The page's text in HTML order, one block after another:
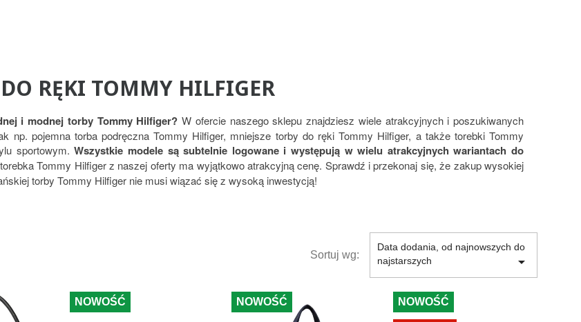
RĘKI TOMMY HILFIGER
i modnej torby Tommy Hilfiger?W ofercie naszego sklepu znajdziesz wiele atrakcyjnych i poszukiwanych
np. pojemna torba podręczna Tommy Hilfiger, mniejsze torby do ręki Tommy Hilfiger, a także torebki Tommy
sportowym.Wszystkie modele są subtelnie logowane i występują w wielu atrakcyjnych wariantach do
Tommy Hilfiger z naszej oferty ma wyjątkowo atrakcyjną cenę. Sprawdź i przekonaj się, że zakup wysokiej
torby Tommy Hilfiger nie musi wiązać się z wysoką inwestycją!
Sortuj wg:
Data dodania, od najnowszych do
najstarszych

NOWOŚĆ NOWOŚĆ NOWOŚĆ